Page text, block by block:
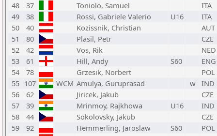
48
37 Toniolo, Samuel
ITA
49
38 Rossi, Gabriele Valerio U16
ITA
50
40 Kozissnik, Christian
AUT
51
80 Plasil, Petr
CZE
52
42 Vos, Rik
NED
53
61 Hill, Andy S60
ENG
54
78 Grzesik, Norbert
POL
55 107 WCM Amulya, Guruprasad w
IND
56
62 Jiricek, Jakub
CZE
57
39 Mrinmoy, Rajkhowa U16
IND
58
44 Sokolovsky, Jakub
CZE
59
92 Hemmerling, Jaroslaw S60
POL